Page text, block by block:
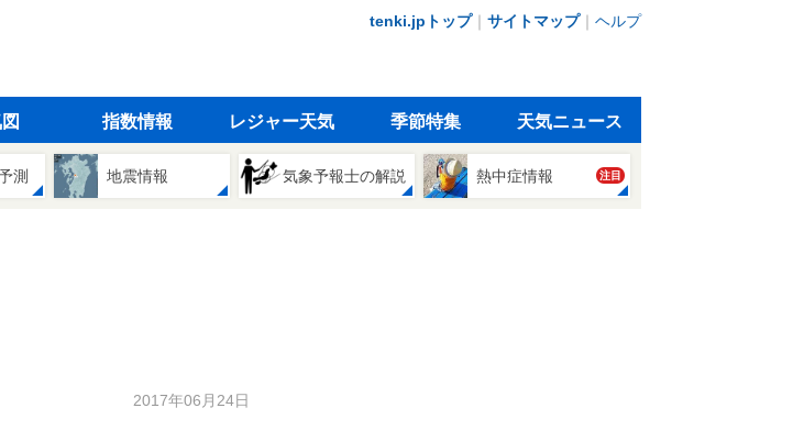
tenki.jpトップ｜ サイトマップ｜ ヘルプ
指数情報 レジャー天気 季節特集 天気ニュース
測 地震情報 気象予報士の解説 熱中症情報 注目
2017年06月24日